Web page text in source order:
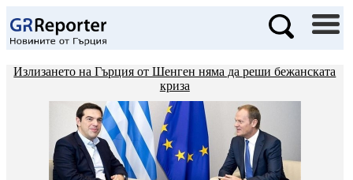
Излизането на Гърция от Шенген няма да реши бежанската
криза